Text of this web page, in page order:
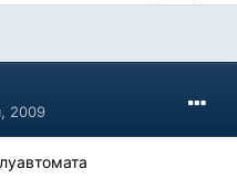
2009